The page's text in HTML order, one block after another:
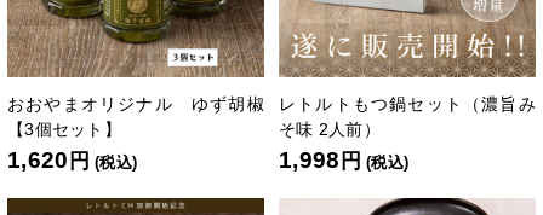
おおやまオリジナル ゆず胡椒
【3個セット】
1,620 円 (税込)
レトルトもつ鍋セット（濃旨み
そ味 2人前）
1,998 円 (税込)